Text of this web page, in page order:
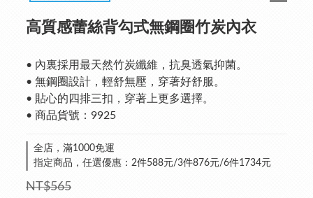
高質感蕾絲背勾式無鋼圈竹炭內衣
• 內裏採用最天然竹炭纖維，抗臭透氣抑菌。
• 無鋼圈設計，輕舒無壓，穿著好舒服。
• 貼心的四排三扣，穿著上更多選擇。
• 商品貨號：9925
全店，滿1000免運
指定商品，任選優惠：2件588元/3件876元/6件1734元
NT$565